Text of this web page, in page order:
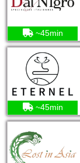
~45min
~45min